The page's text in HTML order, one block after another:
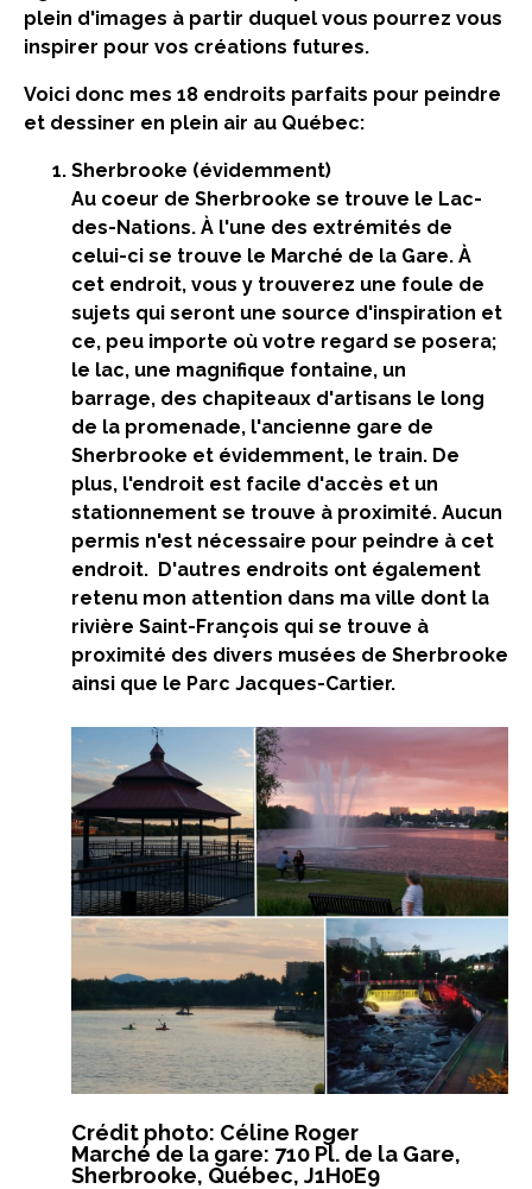
plein d'images à partir duquel vous pourrez vous
inspirer pour vos créations futures.
Voici donc mes 18 endroits parfaits pour peindre
et dessiner en plein air au Québec:
Sherbrooke (évidemment)
Au coeur de Sherbrooke se trouve le Lac-
des-Nations. À l'une des extrémités de
celui-ci se trouve le Marché de la Gare. À
cet endroit, vous y trouverez une foule de
sujets qui seront une source d'inspiration et
ce, peu importe où votre regard se posera;
le lac, une magnifique fontaine, un
barrage, des chapiteaux d'artisans le long
de la promenade, l'ancienne gare de
Sherbrooke et évidemment, le train. De
plus, l'endroit est facile d'accès et un
stationnement se trouve à proximité. Aucun
permis n'est nécessaire pour peindre à cet
endroit. D'autres endroits ont également
retenu mon attention dans ma ville dont la
rivière Saint-François qui se trouve à
proximité des divers musées de Sherbrooke
ainsi que le Parc Jacques-Cartier.
Crédit photo: Céline Roger
Marché de la gare: 710 Pl. de la Gare,
Sherbrooke, Québec, J1H0E9